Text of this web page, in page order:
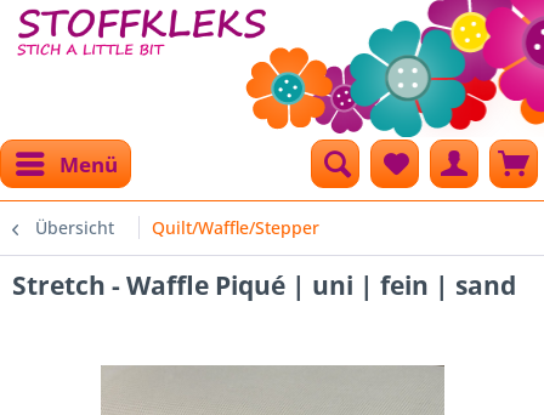
Menü
Übersicht Quilt/Waffle/Stepper
Stretch - Waffle Piqué | uni | fein | sand